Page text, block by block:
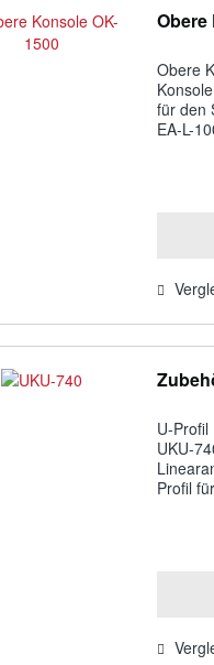
Obere
Obere
für den
EA-L-
U-Profil
UKU-
Profil